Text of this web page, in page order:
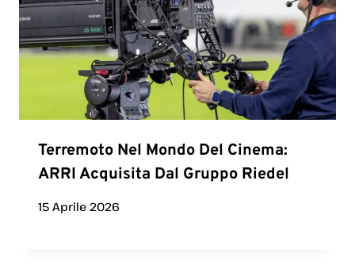
Terremoto Nel Mondo Del Cinema:
ARRI Acquisita Dal Gruppo Riedel
15 Aprile 2026